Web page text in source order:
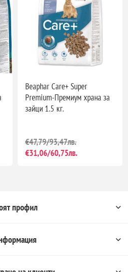
Beaphar Care+ Super
Premium-Премиум храна за
зайци 1.5 кг.
€47,79/93,47лв.
€31,06/60,75лв.
профил